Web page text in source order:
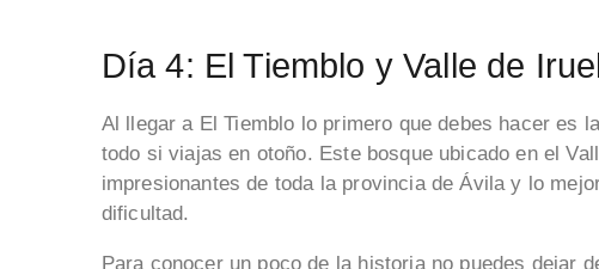
Día 4: El Tiemblo y Valle de
Al llegar a El Tiemblo lo primero que debes hacer es
todo si viajas en otoño. Este bosque ubicado en el
impresionantes de toda la provincia de Ávila y lo
dificultad.
Para conocer un poco de la historia no puedes dejar